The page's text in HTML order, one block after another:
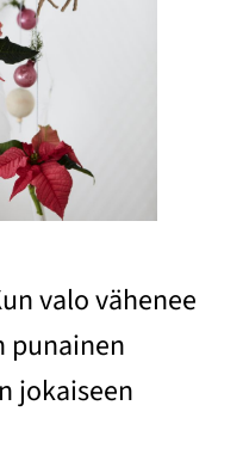
valo vähenee
punainen
jokaiseen